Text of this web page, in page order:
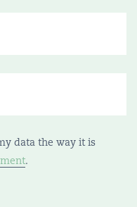
data the way it is
.